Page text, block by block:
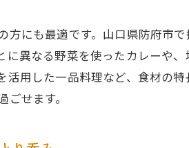
にも最適です。山口県防府市
異なる野菜を使ったカレーや
用した一品料理など、食材の
せます。